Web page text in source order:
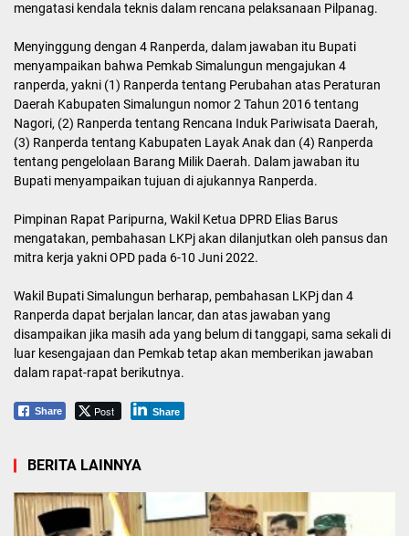
mengatasi kendala teknis dalam rencana pelaksanaan Pilpanag.
Menyinggung dengan 4 Ranperda, dalam jawaban itu Bupati
menyampaikan bahwa Pemkab Simalungun mengajukan 4
ranperda, yakni (1) Ranperda tentang Perubahan atas Peraturan
Daerah Kabupaten Simalungun nomor 2 Tahun 2016 tentang
Nagori, (2) Ranperda tentang Rencana Induk Pariwisata Daerah,
(3) Ranperda tentang Kabupaten Layak Anak dan (4) Ranperda
tentang pengelolaan Barang Milik Daerah. Dalam jawaban itu
Bupati menyampaikan tujuan di ajukannya Ranperda.
Pimpinan Rapat Paripurna, Wakil Ketua DPRD Elias Barus
mengatakan, pembahasan LKPj akan dilanjutkan oleh pansus dan
mitra kerja yakni OPD pada 6-10 Juni 2022.
Wakil Bupati Simalungun berharap, pembahasan LKPj dan 4
Ranperda dapat berjalan lancar, dan atas jawaban yang
disampaikan jika masih ada yang belum di tanggapi, sama sekali di
luar kesengajaan dan Pemkab tetap akan memberikan jawaban
dalam rapat-rapat berikutnya.
Share Post Share
BERITA LAINNYA